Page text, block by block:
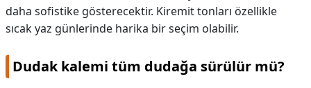
daha sofistike gösterecektir. Kiremit tonları özellikle
sıcak yaz günlerinde harika bir seçim olabilir.
Dudak kalemi tüm dudağa sürülür mü?